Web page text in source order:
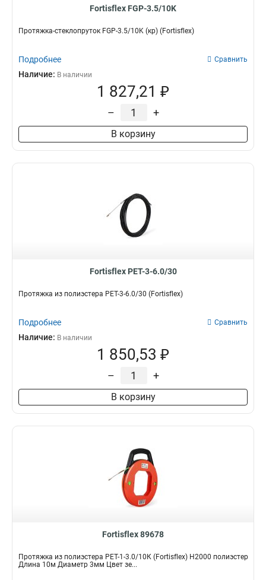
Fortisflex FGP-3.5/10K
Протяжка-стеклопруток FGP-3.5/10K (кр) (Fortisflex)
Подробнее Сравнить
Наличие: В наличии
1 827,21 ₽
– +
В корзину
Fortisflex PET-3-6.0/30
Протяжка из полиэстера PET-3-6.0/30 (Fortisflex)
Подробнее Сравнить
Наличие: В наличии
1 850,53 ₽
– +
В корзину
Fortisflex 89678
Протяжка из полиэстера PET-1-3.0/10К (Fortisflex) Н2000 полиэстер
Длина 10м Диаметр 3мм Цвет зе...